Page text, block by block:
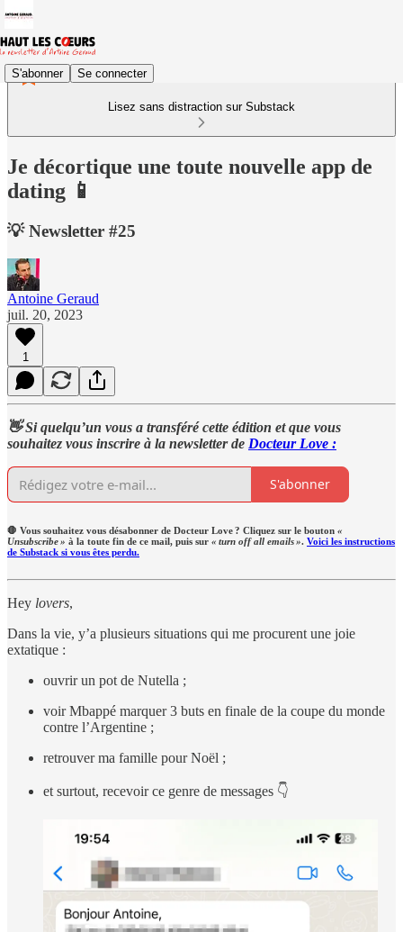
S'abonner Se connecter
Lisez sans distraction sur Substack
Je décortique une toute nouvelle app de
dating 📱
💡 Newsletter #25
Antoine Geraud
juil. 20, 2023
1
👋 Si quelqu’un vous a transféré cette édition et que vous
souhaitez vous inscrire à la newsletter de Docteur Love :
S'abonner
🛑 Vous souhaitez vous désabonner de Docteur Love ? Cliquez sur le bouton «
Unsubscribe » à la toute fin de ce mail, puis sur « turn off all emails ». Voici les instructions
de Substack si vous êtes perdu.
Hey lovers,
Dans la vie, y’a plusieurs situations qui me procurent une joie
extatique :
ouvrir un pot de Nutella ;
voir Mbappé marquer 3 buts en finale de la coupe du monde
contre l’Argentine ;
retrouver ma famille pour Noël ;
et surtout, recevoir ce genre de messages 👇